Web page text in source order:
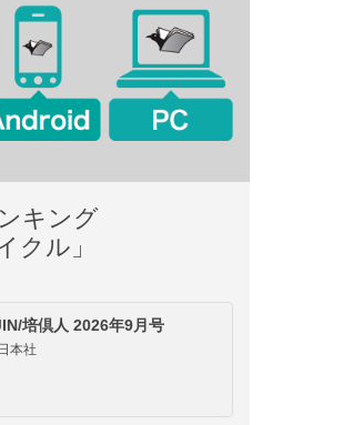
キング
クル」
培倶人 2026年9月号
本社